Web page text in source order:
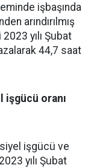
işbaşında
arındırılmış
yılı Şubat
44,7 saat
işgücü oranı
işgücü ve
yılı Şubat